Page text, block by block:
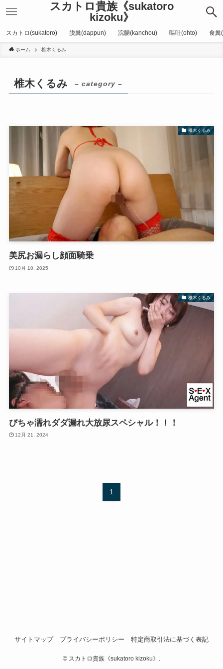
スカトロ貴族《sukatoro
kizoku》
スカトロ(sukatoro) 脱糞(dappun) 浣腸(kanchou) 嘔吐(ohto) 食糞
ホーム 椎木くるみ
椎木くるみ – category –
椎木くるみ
美尻お漏らし顔面騎乗
10月 10, 2025
椎木くるみ
びちゃ濡れダダ漏れ大放尿スペシャル！！！
12月 21, 2024
1
サイトマップ プライバシーポリシー 特定商取引法に基づく表記
© スカトロ貴族《sukatoro kizoku》.